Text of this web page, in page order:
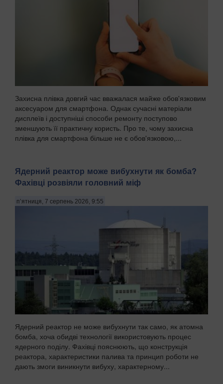
Захисна плівка довгий час вважалася майже обов'язковим
аксесуаром для смартфона. Однак сучасні матеріали
дисплеїв і доступніші способи ремонту поступово
зменшують її практичну користь. Про те, чому захисна
плівка для смартфона більше не є обов'язковою,...
Ядерний реактор може вибухнути як бомба?
Фахівці розвіяли головний міф
п’ятниця, 7 серпень 2026, 9:55
Ядерний реактор не може вибухнути так само, як атомна
бомба, хоча обидві технології використовують процес
ядерного поділу. Фахівці пояснюють, що конструкція
реактора, характеристики палива та принцип роботи не
дають змоги виникнути вибуху, характерному...